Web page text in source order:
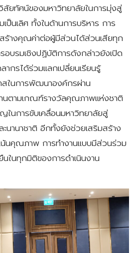
ยทัศน์ของมหาวิทยาลัยในการมุ่งสู่
ป็นเลิศ ทั้งในด้านการบริหาร การ
สร้างคุณค่าต่อผู้มีส่วนได้ส่วนเสียทุก
บรมเชิงปฏิบัติการดังกล่าวยังเปิด
ากรได้ร่วมแลกเปลี่ยนเรียนรู้
สในการพัฒนาองค์กรผ่าน
นตามเกณฑ์รางวัลคุณภาพแห่งชาติ
ในการขับเคลื่อนมหาวิทยาลัยสู่
ะนานาชาติ อีกทั้งยังช่วยเสริมสร้าง
นคุณภาพ การทำงานแบบมีส่วนร่วม
ในทุกมิติของการดำเนินงาน